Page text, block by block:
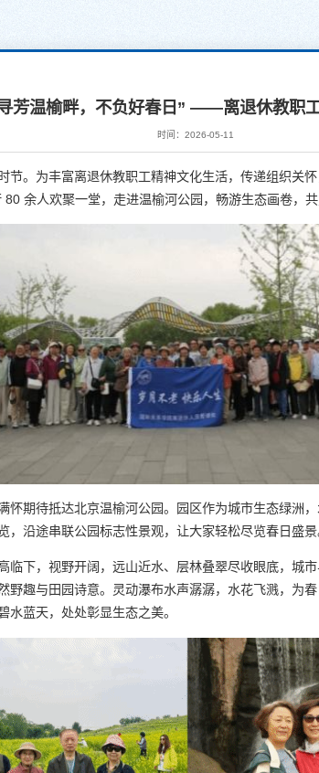
芳温榆畔，不负好春日” ——离退休教职
时间：2026-05-11
节。为丰富离退休教职工精神文化生活，传递组织关
余人欢聚一堂，走进温榆河公园，畅游生态画卷，
怀期待抵达北京温榆河公园。园区作为城市生态绿洲
沿途串联公园标志性景观，让大家轻松尽览春日盛景
临下，视野开阔，远山近水、层林叠翠尽收眼底，城
野趣与田园诗意。灵动瀑布水声潺潺，水花飞溅，为
蓝天，处处彰显生态之美。